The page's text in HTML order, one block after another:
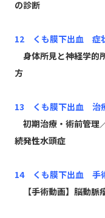
の診断
12 くも膜下出血 症
身体所見と神経学的
方
13 くも膜下出血 治
初期治療・術前管理
続発性水頭症
14 くも膜下出血 手
【手術動画】脳動脈